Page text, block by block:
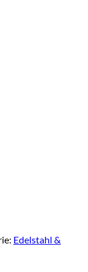
Edelstahl &